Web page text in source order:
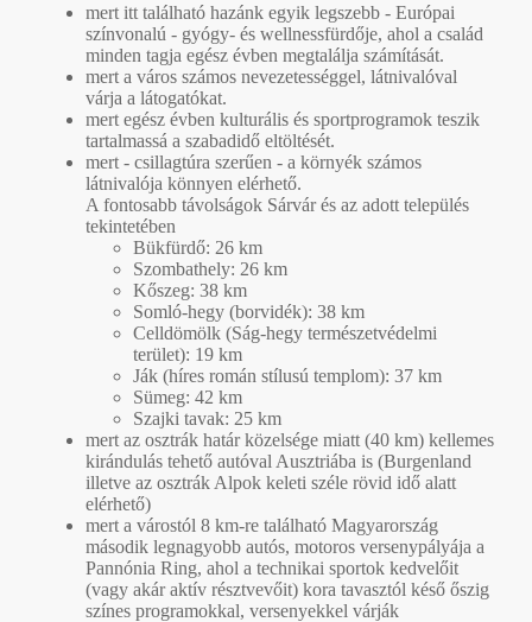
mert itt található hazánk egyik legszebb - Európai
színvonalú - gyógy- és wellnessfürdője, ahol a család
minden tagja egész évben megtalálja számítását.
mert a város számos nevezetességgel, látnivalóval
várja a látogatókat.
mert egész évben kulturális és sportprogramok teszik
tartalmassá a szabadidő eltöltését.
mert - csillagtúra szerűen - a környék számos
látnivalója könnyen elérhető.
A fontosabb távolságok Sárvár és az adott település
tekintetében
Bükfürdő: 26 km
Szombathely: 26 km
Kőszeg: 38 km
Somló-hegy (borvidék): 38 km
Celldömölk (Ság-hegy természetvédelmi
terület): 19 km
Ják (híres román stílusú templom): 37 km
Sümeg: 42 km
Szajki tavak: 25 km
mert az osztrák határ közelsége miatt (40 km) kellemes
kirándulás tehető autóval Ausztriába is (Burgenland
illetve az osztrák Alpok keleti széle rövid idő alatt
elérhető)
mert a várostól 8 km-re található Magyarország
második legnagyobb autós, motoros versenypályája a
Pannónia Ring, ahol a technikai sportok kedvelőit
(vagy akár aktív résztvevőit) kora tavasztól késő őszig
színes programokkal, versenyekkel várják